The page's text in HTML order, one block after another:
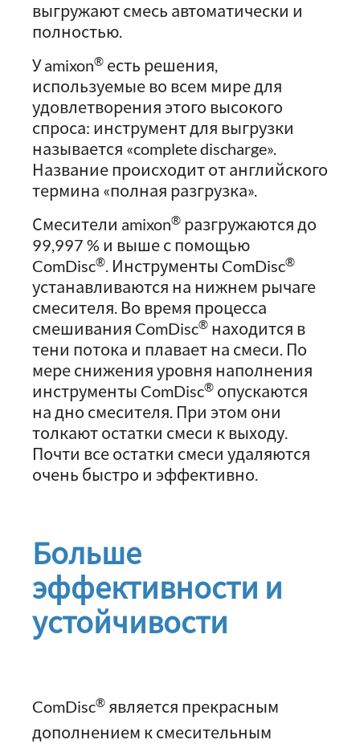
выгружают смесь автоматически и
полностью.
У amixon® есть решения,
используемые во всем мире для
удовлетворения этого высокого
спроса: инструмент для выгрузки
называется «complete discharge».
Название происходит от английского
термина «полная разгрузка».
Смесители amixon® разгружаются до
99,997 % и выше с помощью
ComDisc®. Инструменты ComDisc®
устанавливаются на нижнем рычаге
смесителя. Во время процесса
смешивания ComDisc® находится в
тени потока и плавает на смеси. По
мере снижения уровня наполнения
инструменты ComDisc® опускаются
на дно смесителя. При этом они
толкают остатки смеси к выходу.
Почти все остатки смеси удаляются
очень быстро и эффективно.
Больше
эффективности и
устойчивости
ComDisc® является прекрасным
дополнением к смесительным